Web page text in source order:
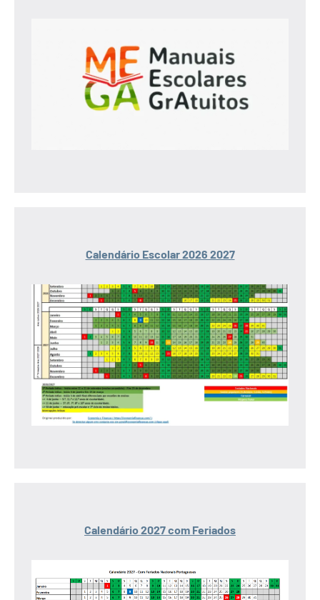
Calendário Escolar 2026 2027
Calendário 2027 com Feriados